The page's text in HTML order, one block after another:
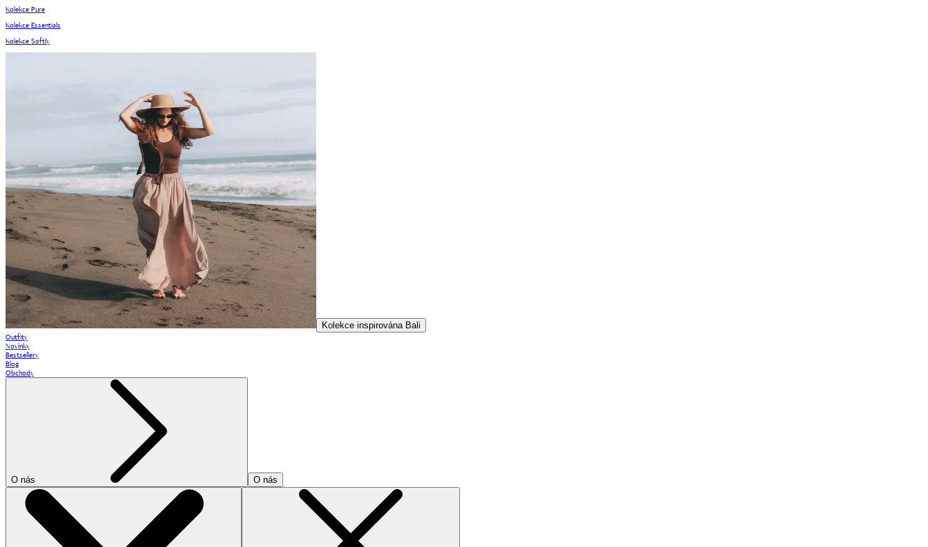
Kolekce Pure
Kolekce Essentials
Kolekce Softly
Kolekce inspirována Bali
Outfity
Novinky
Bestsellery
Blog
Obchody
O nás O nás